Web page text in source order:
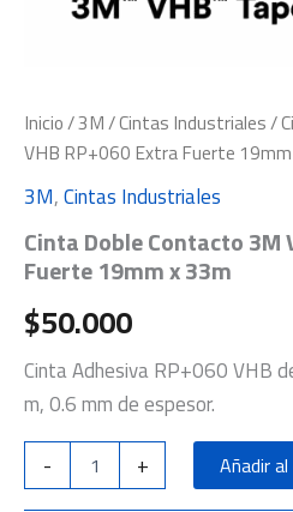
Inicio/3M/Cintas Industriales/
VHB RP+060 Extra Fuerte
3M,Cintas Industriales
Cinta Doble Contacto 3M
Fuerte 19mm x 33m
$50.000
Cinta Adhesiva RP+060 VHB
m, 0.6 mm de espesor.
-
+ Añadir